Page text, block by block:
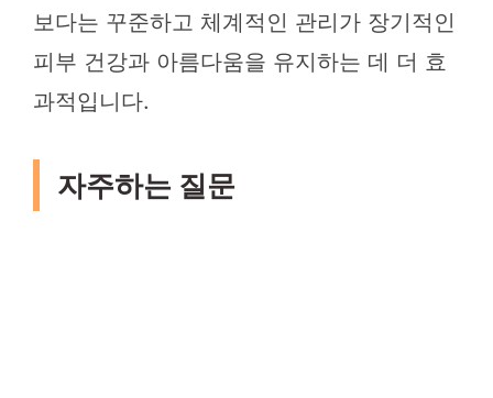
보다는 꾸준하고 체계적인 관리가 장기적인
피부 건강과 아름다움을 유지하는 데 더 효
과적입니다.
자주하는 질문